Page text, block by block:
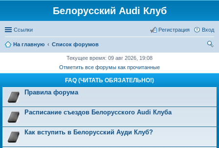
Белорусский Audi Клуб
Ссылки Вход
Регистрация
На главную
Список форумов
Текущее время: 09 авг 2026, 19:08
Отметить все форумы как прочитанные
FAQ (ЧИТАТЬ ОБЯЗАТЕЛЬНО!)
Правила форума
Расписание съездов Белорусского Audi Клуба
Как вступить в Белорусский Ауди Клуб?